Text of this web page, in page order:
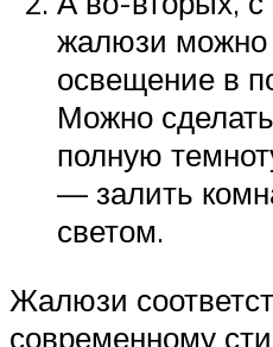
жалюзи можно
освещение в
Можно
полную
— залить
светом.
Жалюзи
современному